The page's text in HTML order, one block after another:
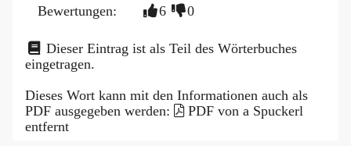
Bewertungen:
6 0
Dieser Eintrag ist als Teil des Wörterbuches
eingetragen.
Dieses Wort kann mit den Informationen auch als
PDF ausgegeben werden:
PDF von a Spuckerl
entfernt